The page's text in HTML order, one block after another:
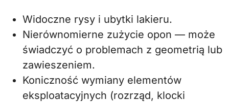
Widoczne rysy i ubytki lakieru.
Nierównomierne zużycie opon — może
świadczyć o problemach z geometrią lub
zawieszeniem.
Koniczność wymiany elementów
eksploatacyjnych (rozrząd, klocki